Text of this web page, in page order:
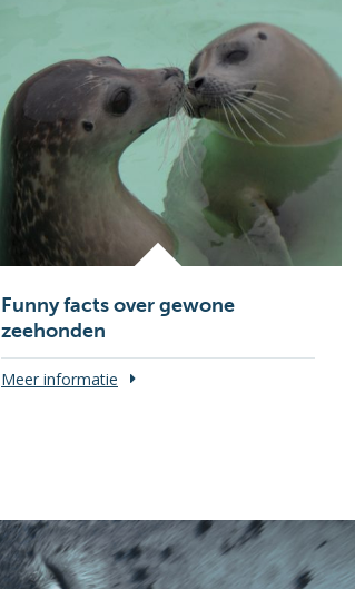
Funny facts over gewone
zeehonden
Meer informatie